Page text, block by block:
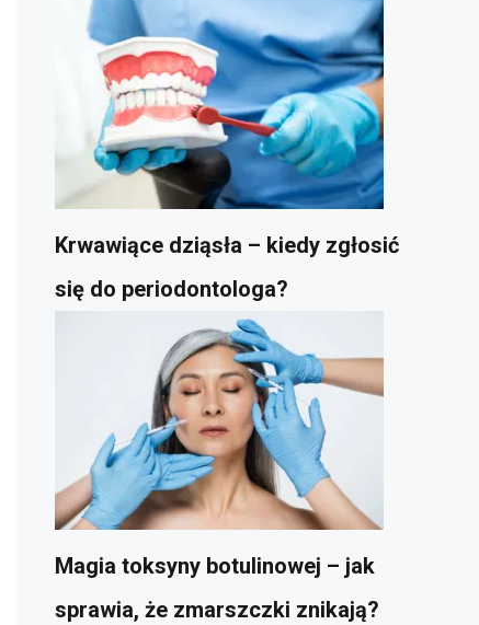
Krwawiące dziąsła – kiedy zgłosić
się do periodontologa?
Magia toksyny botulinowej – jak
sprawia, że zmarszczki znikają?